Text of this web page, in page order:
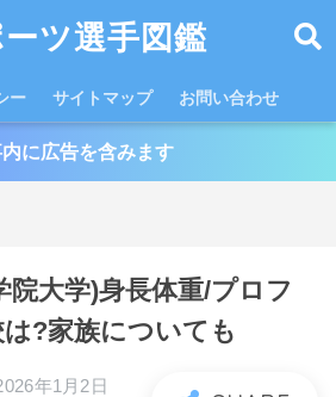
ツ選手図鑑
ー サイトマップ お問い合わせ
に広告を含みます
院大学)身長体重/プロフ
?家族についても
年1月2日